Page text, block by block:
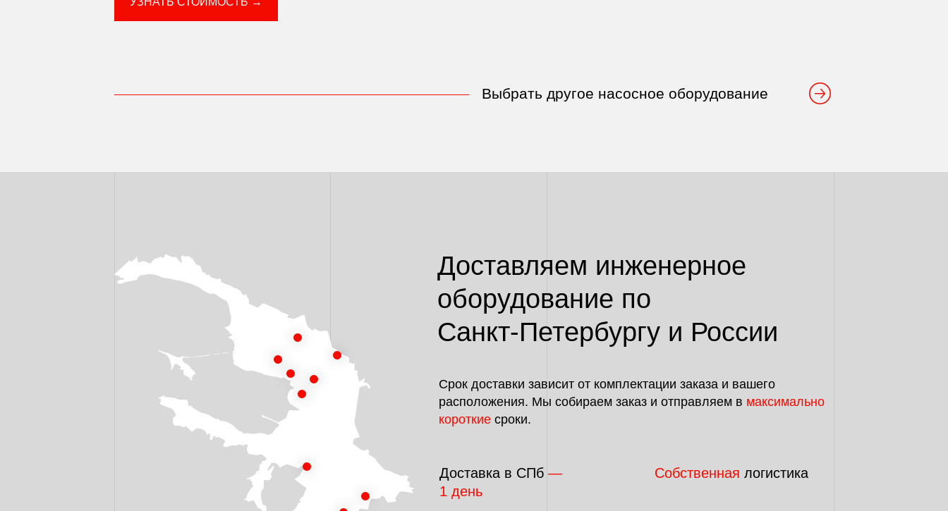
УЗНАТЬ СТОИМОСТЬ →
Рекомендованные отрасли и области применения: Выбрать другое насосное оборудование
Доставка в СПб —
1 день
Собственная логистика
Доставляем инженерное
оборудование по
Санкт-Петербургу и России
Срок доставки зависит от комплектации заказа и вашего
расположения. Мы собираем заказ и отправляем в максимально
короткие сроки.